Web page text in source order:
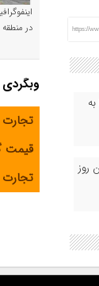
https://
روز
در منطقه
وبگردی
تجارت
قیمت
تجارت